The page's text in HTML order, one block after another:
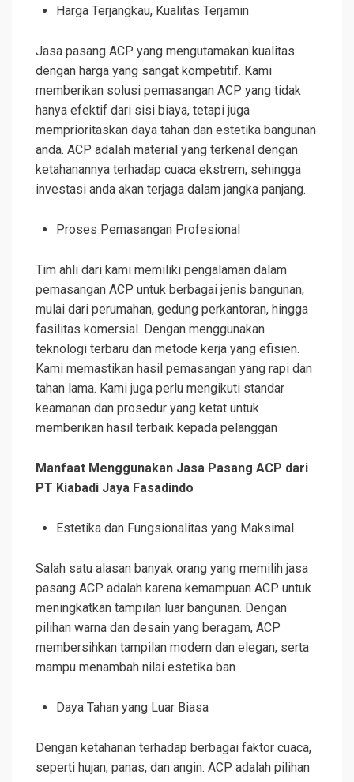
Harga Terjangkau, Kualitas Terjamin
Jasa pasang ACP yang mengutamakan kualitas
dengan harga yang sangat kompetitif. Kami
memberikan solusi pemasangan ACP yang tidak
hanya efektif dari sisi biaya, tetapi juga
memprioritaskan daya tahan dan estetika bangunan
anda. ACP adalah material yang terkenal dengan
ketahanannya terhadap cuaca ekstrem, sehingga
investasi anda akan terjaga dalam jangka panjang.
Proses Pemasangan Profesional
Tim ahli dari kami memiliki pengalaman dalam
pemasangan ACP untuk berbagai jenis bangunan,
mulai dari perumahan, gedung perkantoran, hingga
fasilitas komersial. Dengan menggunakan
teknologi terbaru dan metode kerja yang efisien.
Kami memastikan hasil pemasangan yang rapi dan
tahan lama. Kami juga perlu mengikuti standar
keamanan dan prosedur yang ketat untuk
memberikan hasil terbaik kepada pelanggan
Manfaat Menggunakan Jasa Pasang ACP dari
PT Kiabadi Jaya Fasadindo
Estetika dan Fungsionalitas yang Maksimal
Salah satu alasan banyak orang yang memilih jasa
pasang ACP adalah karena kemampuan ACP untuk
meningkatkan tampilan luar bangunan. Dengan
pilihan warna dan desain yang beragam, ACP
membersihkan tampilan modern dan elegan, serta
mampu menambah nilai estetika ban
Daya Tahan yang Luar Biasa
Dengan ketahanan terhadap berbagai faktor cuaca,
seperti hujan, panas, dan angin. ACP adalah pilihan